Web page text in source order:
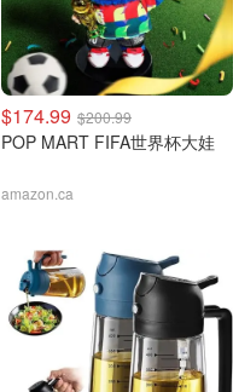
$174.99 $200.99
POP MART FIFA世界杯大娃
amazon.ca